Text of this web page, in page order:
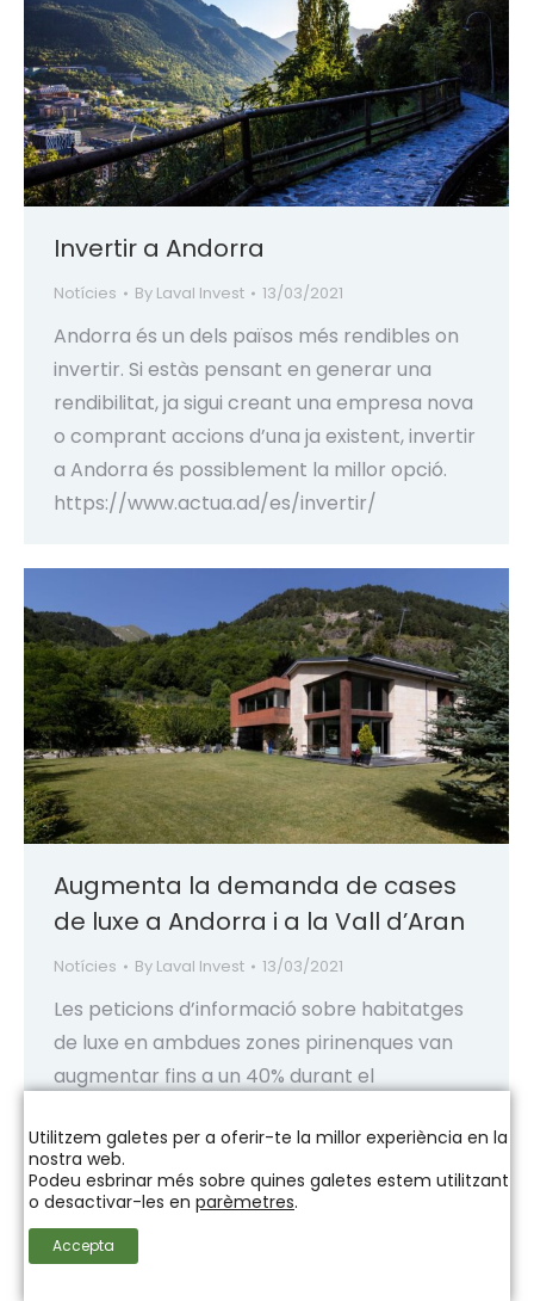
Invertir a Andorra
Notícies By Laval Invest 13/03/2021
Andorra és un dels països més rendibles on
invertir. Si estàs pensant en generar una
rendibilitat, ja sigui creant una empresa nova
o comprant accions d’una ja existent, invertir
a Andorra és possiblement la millor opció.
https://www.actua.ad/es/invertir/
Augmenta la demanda de cases
de luxe a Andorra i a la Vall d’Aran
Notícies By Laval Invest 13/03/2021
Les peticions d’informació sobre habitatges
de luxe en ambdues zones pirinenques van
augmentar fins a un 40% durant el
https://brainsre.news/aumenta-la-
demanda-de-casas-de-lujo-en-andorra-y-
valle-de-aran/
Utilitzem galetes per a oferir-te la millor experiència en la
nostra web.
Podeu esbrinar més sobre quines galetes estem utilitzant
o desactivar-les en parèmetres.
Accepta